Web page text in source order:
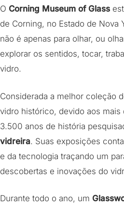
O Corning Museum of Glass
de Corning, no Estado de Nova
não é apenas para olhar, ou
explorar os sentidos, tocar,
vidro.
Considerada a melhor coleção
vidro histórico, devido aos
3.500 anos de história
vidreira. Suas exposições
e da tecnologia traçando um
descobertas e inovações do
Durante todo o ano, um